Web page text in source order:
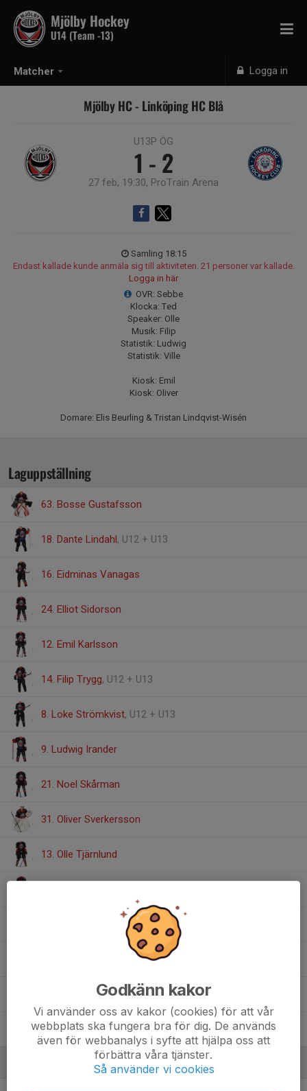
Matcher Logga in
Mjölby Hockey
U14 (Team -13)
Mjölby HC - Linköping HC Blå
U13P ÖG
1 - 2
27 feb, 19:30, ProTrain Arena
Samling 18:15
Endast kallade kunde anmäla sig till aktiviteten. 21 personer var kallade.
Logga in här
OVR: Sebbe
Klocka: Ted
Speaker: Olle
Musik: Filip
Statistik: Ludwig
Statistik: Ville
Kiosk: Emil
Kiosk: Oliver
Domare: Elis Beurling & Tristan Lindqvist-Wisén
Laguppställning
63. Bosse Gustafsson
18. Dante Lindahl, U12 + U13
16. Eidminas Vanagas
24. Elliot Sidorson
12. Emil Karlsson
14. Filip Trygg, U12 + U13
8. Loke Strömkvist, U12 + U13
9. Ludwig Irander
21. Noel Skårman
31. Oliver Sverkersson
13. Olle Tjärnlund
10. Viggo Lindahl
15. Ville Pettersson
Godkänn kakor
Vi använder oss av kakor (cookies) för att vår
webbplats ska fungera bra för dig. De används
även för webbanalys i syfte att hjälpa oss att
förbättra våra tjänster.
Så använder vi cookies